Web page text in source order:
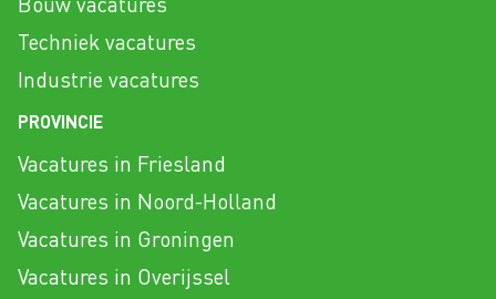
Techniek vacatures
Industrie vacatures
PROVINCIE
Vacatures in Friesland
Vacatures in Noord-Holland
Vacatures in Groningen
Vacatures in Overijssel